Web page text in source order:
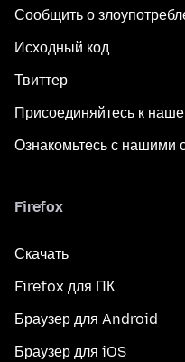
Сообщить о
Исходный код
Твиттер
Присоединяйтесь к
Ознакомьтесь с нашими
Firefox
Скачать
Firefox для ПК
Браузер для Android
Браузер для iOS